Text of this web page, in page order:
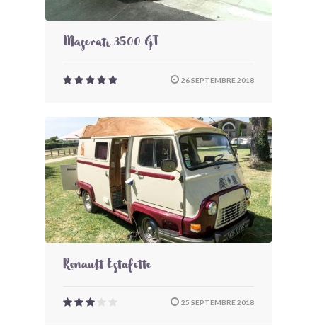
Maserati 3500 GT
26 SEPTEMBRE 2018
Renault Estafette
25 SEPTEMBRE 2018